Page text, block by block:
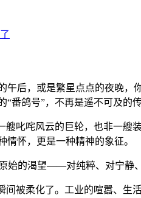
后，或是繁星点点的夜晚
番鸽号”，不再是遥不可及的
艘叱咤风云的巨轮，也非一
怀，更是一种精神的象征。
始的渴望——对纯粹、对宁静
被柔化了。工业的喧嚣、